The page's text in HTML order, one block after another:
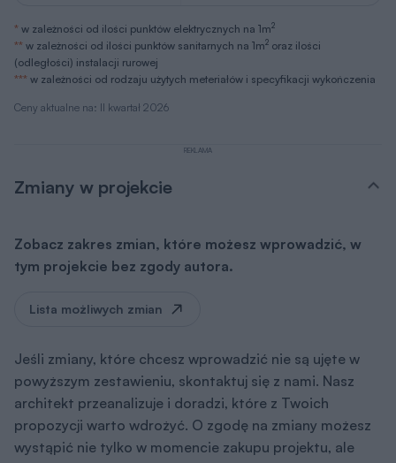
Ceny aktualne na: II kwartał 2026
* w zależności od ilości punktów elektrycznych na 1m2
** w zależności od ilości punktów sanitarnych na 1m2 oraz ilości
(odległości) instalacji rurowej
*** w zależności od rodzaju użytych meteriałów i specyfikacji wykończenia
REKLAMA
Zmiany w projekcie
Zobacz zakres zmian, które możesz wprowadzić, w
tym projekcie bez zgody autora.
Lista możliwych zmian
Jeśli zmiany, które chcesz wprowadzić nie są ujęte w
powyższym zestawieniu, skontaktuj się z nami. Nasz
architekt przeanalizuje i doradzi, które z Twoich
propozycji warto wdrożyć. O zgodę na zmiany możesz
wystąpić nie tylko w momencie zakupu projektu, ale